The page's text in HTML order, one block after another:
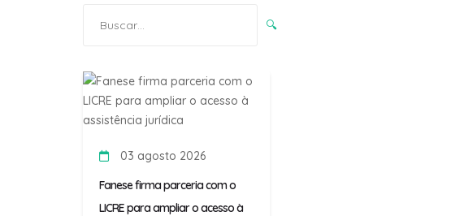
por:
🔍
03 agosto 2026
Fanese firma parceria com o
LICRE para ampliar o acesso à